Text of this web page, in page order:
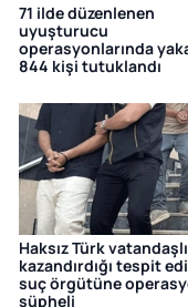
71 ilde düzenlenen
uyuşturucu
operasyonlarında
844 kişi tutuklandı
Haksız Türk
kazandırdığı tespit
suç örgütüne
şüpheli